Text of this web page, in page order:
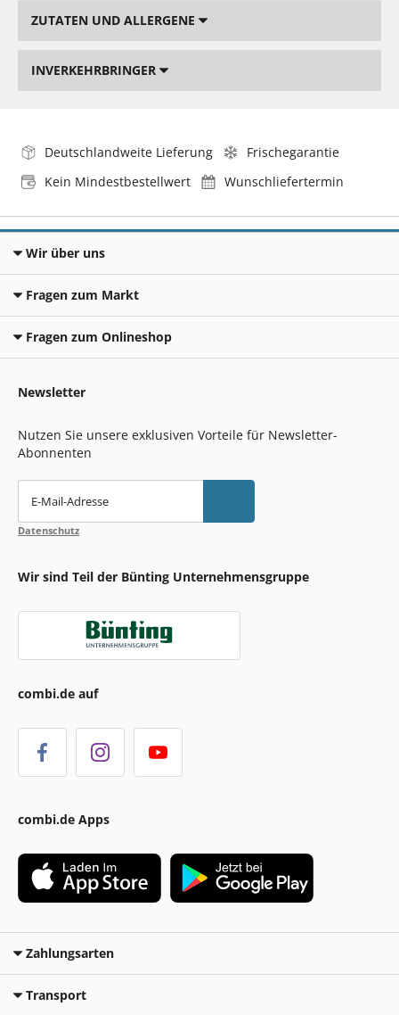
ZUTATEN UND ALLERGENE
INVERKEHRBRINGER
Deutschlandweite Lieferung
Frischegarantie
Kein Mindestbestellwert
Wunschliefertermin
Wir über uns
Fragen zum Markt
Fragen zum Onlineshop
Newsletter
Nutzen Sie unsere exklusiven Vorteile für Newsletter-
Abonnenten
E-Mail-Adresse
Datenschutz
Wir sind Teil der Bünting Unternehmensgruppe
combi.de auf
combi.de Apps
Zahlungsarten
Transport